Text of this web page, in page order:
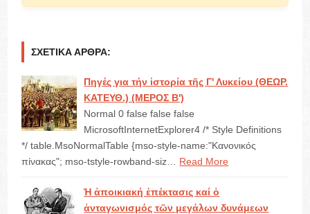
ΣΧΕΤΙΚΆ ΆΡΘΡΑ:
Πηγές για τήν ἱστορία τῆς Γ' Λυκείου (ΘΕΩΡ.
ΚΑΤΕΥΘ.) (ΜΕΡΟΣ Β')
Normal 0 false false false
MicrosoftInternetExplorer4 /* Style Definitions
*/ table.MsoNormalTable {mso-style-name:"Κανονικός
πίνακας"; mso-tstyle-rowband-siz…
Read More
Ἡ ἀποικιακή ἐπέκτασις καί ὁ
ἀνταγωνισμός τῶν μεγάλων δυνάμεων